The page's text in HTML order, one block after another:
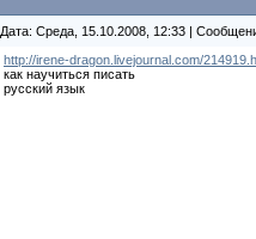
Дата: Среда, 15.10.2008, 12:33 |
http://irene-dragon.livejournal.com/
как научиться писать
русский язык